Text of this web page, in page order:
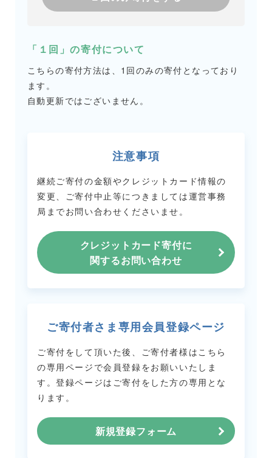
「１回」の寄付について
こちらの寄付方法は、1回のみの寄付となっており
ます。
自動更新ではございません。
注意事項
継続ご寄付の金額やクレジットカード情報の
変更、ご寄付中止等につきましては運営事務
局までお問い合わせくださいませ。
クレジットカード寄付に
関するお問い合わせ
ご寄付者さま専用会員登録ページ
ご寄付をして頂いた後、ご寄付者様はこちら
の専用ページで会員登録をお願いいたしま
す。登録ページはご寄付をした方の専用とな
ります。
新規登録フォーム